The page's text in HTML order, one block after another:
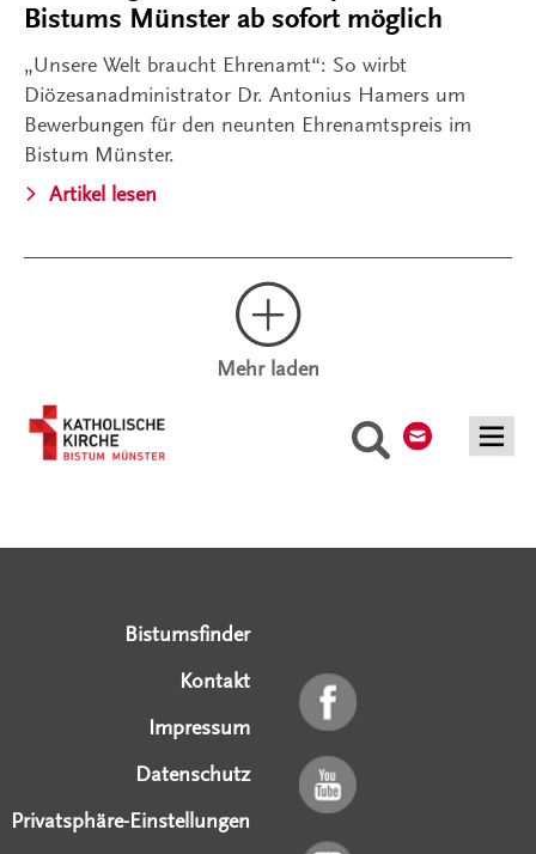
Suche
Bistums Münster ab sofort möglich
„Unsere Welt braucht Ehrenamt“: So wirbt
Diözesanadministrator Dr. Antonius Hamers um
Bewerbungen für den neunten Ehrenamtspreis im
Bistum Münster.
Artikel lesen
Mehr laden
Bistumsfinder
Kontakt
Impressum
Datenschutz
Privatsphäre-Einstellungen